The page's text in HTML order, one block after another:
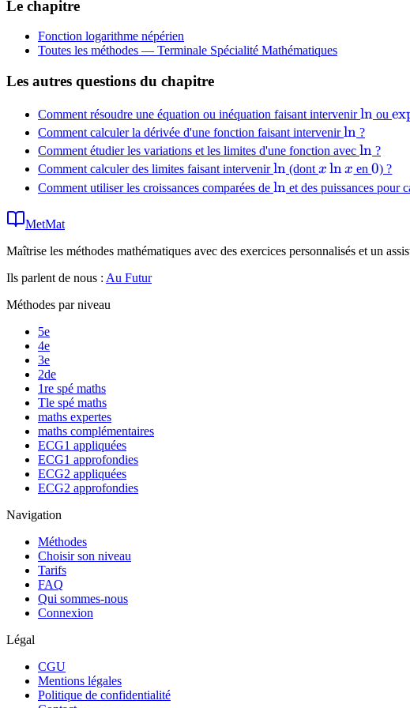
Le chapitre
Fonction logarithme népérien
Toutes les méthodes — Terminale Spécialité Mathématiques
Les autres questions du chapitre
Comment résoudre une équation ou inéquation faisant intervenir\ln
ln ou
Comment calculer la dérivée d'une fonction faisant intervenir\ln
ln ?
Comment étudier les variations et les limites d'une fonction avec \ln
ln ?
Comment calculer des limites faisant intervenir\ln
ln (dont x\ln
x
x lnx en0
0) ?
Comment utiliser les croissances comparées de \ln
ln et des puissances pour
MetMat
Maîtrise les méthodes mathématiques avec des exercices personnalisés et un
Ils parlent de nous : Au Futur
Méthodes par niveau
5e
4e
3e
2de
1re spé maths
Tle spé maths
maths expertes
maths complémentaires
ECG1 appliquées
ECG1 approfondies
ECG2 appliquées
ECG2 approfondies
Navigation
Méthodes
Choisir son niveau
Tarifs
FAQ
Qui sommes-nous
Connexion
Légal
CGU
Mentions légales
Politique de confidentialité